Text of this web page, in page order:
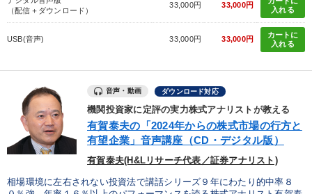
（配信＋ダウンロード）
33,000円 33,000円
入れる
USB(音声) 33,000円 33,000円
カートに
入れる
音声・動画 ダウンロード対応
機関投資家に定評の実力株式アナリストが教える
有賀泰夫の「2024年からの株式市場の行方と
有望企業」音声講座（CD・デジタル版）
有賀泰夫(H&Lリサーチ代表／証券アナリスト)
相場環境に左右されない投資法で講話シリーズ９年にわたり的中率８